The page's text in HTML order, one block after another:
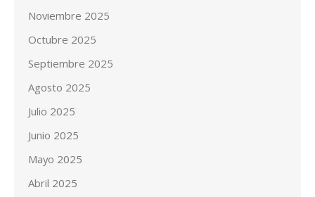
Noviembre 2025
Octubre 2025
Septiembre 2025
Agosto 2025
Julio 2025
Junio 2025
Mayo 2025
Abril 2025